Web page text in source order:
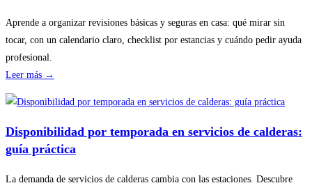
Aprende a organizar revisiones básicas y seguras en casa: qué mirar sin
tocar, con un calendario claro, checklist por estancias y cuándo pedir ayuda
profesional.
Leer más →
planificar
revisiones
básicas
hogar
Disponibilidad por temporada en servicios de calderas:
guía práctica
La demanda de servicios de calderas cambia con las estaciones. Descubre